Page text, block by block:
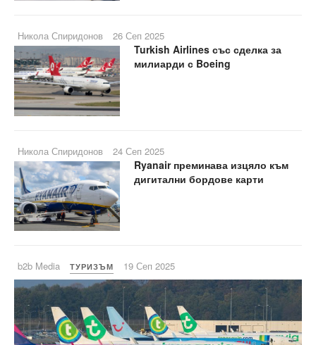
Никола Спиридонов 26 Сеп 2025
Turkish Airlines със сделка за
милиарди с Boeing
Никола Спиридонов 24 Сеп 2025
Ryanair преминава изцяло към
дигитални бордове карти
b2b Media ТУРИЗЪМ 19 Сеп 2025